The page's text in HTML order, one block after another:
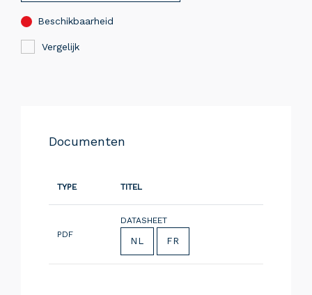
Beschikbaarheid
Vergelijk
Documenten
TYPE TITEL
PDF
DATASHEET
NL FR